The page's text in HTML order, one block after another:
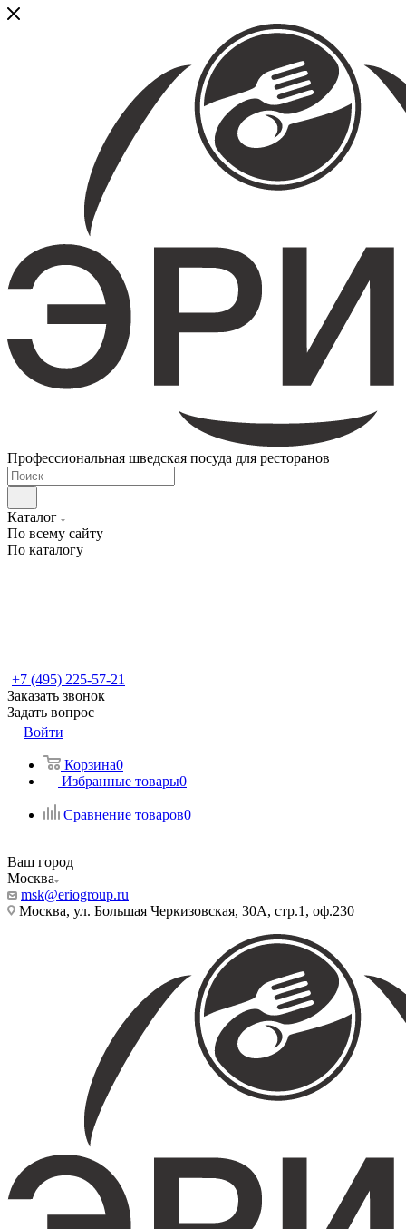
Профессиональная шведская посуда для ресторанов
Каталог
По всему сайту
По каталогу
+7 (495) 225-57-21
Заказать звонок
Задать вопрос
Войти
Корзина0
Избранные товары0
Сравнение товаров0
Ваш город
Москва
msk@eriogroup.ru
Москва, ул. Большая Черкизовская, 30А, стр.1, оф.230